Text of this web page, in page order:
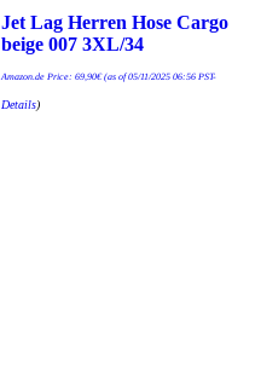
Jet Lag Herren Hose Cargo
beige 007 3XL/34
Amazon.de Price: 69,90€(as of 05/11/2025 06:56 PST-
Details)